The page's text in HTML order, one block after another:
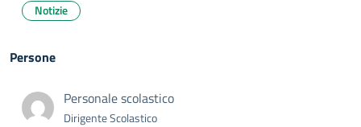
Notizie
Persone
Personale scolastico
Dirigente Scolastico